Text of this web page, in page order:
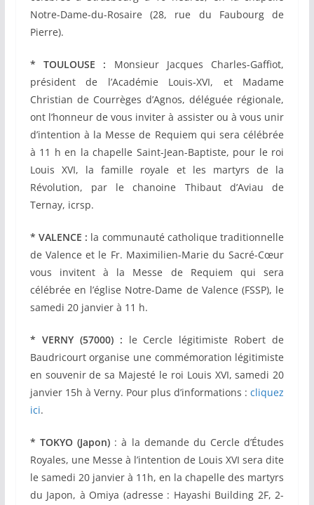
Notre-Dame-du-Rosaire (28, rue du Faubourg de
Pierre).
* TOULOUSE : Monsieur Jacques Charles-Gaffiot,
président de l’Académie Louis-XVI, et Madame
Christian de Courrèges d’Agnos, déléguée régionale,
ont l’honneur de vous inviter à assister ou à vous unir
d’intention à la Messe de Requiem qui sera célébrée
à 11 h en la chapelle Saint-Jean-Baptiste, pour le roi
Louis XVI, la famille royale et les martyrs de la
Révolution, par le chanoine Thibaut d’Aviau de
Ternay, icrsp.
* VALENCE : la communauté catholique traditionnelle
de Valence et le Fr. Maximilien-Marie du Sacré-Cœur
vous invitent à la Messe de Requiem qui sera
célébrée en l’église Notre-Dame de Valence (FSSP), le
samedi 20 janvier à 11 h.
* VERNY (57000) : le Cercle légitimiste Robert de
Baudricourt organise une commémoration légitimiste
en souvenir de sa Majesté le roi Louis XVI, samedi 20
janvier 15h à Verny. Pour plus d’informations :cliquez
ici.
* TOKYO (Japon) : à la demande du Cercle d’Études
Royales, une Messe à l’intention de Louis XVI sera dite
le samedi 20 janvier à 11h, en la chapelle des martyrs
du Japon, à Omiya (adresse : Hayashi Building 2F, 2-